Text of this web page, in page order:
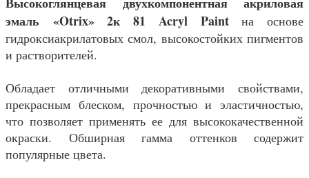
эмаль «Otrix» 2к 81 Acryl Paintна основе
гидроксиакрилатовых смол, высокостойких пигментов
и растворителей.
Обладает отличными декоративными свойствами,
прекрасным блеском, прочностью и эластичностью,
что позволяет применять ее для высококачественной
окраски. Обширная гамма оттенков содержит
популярные цвета.